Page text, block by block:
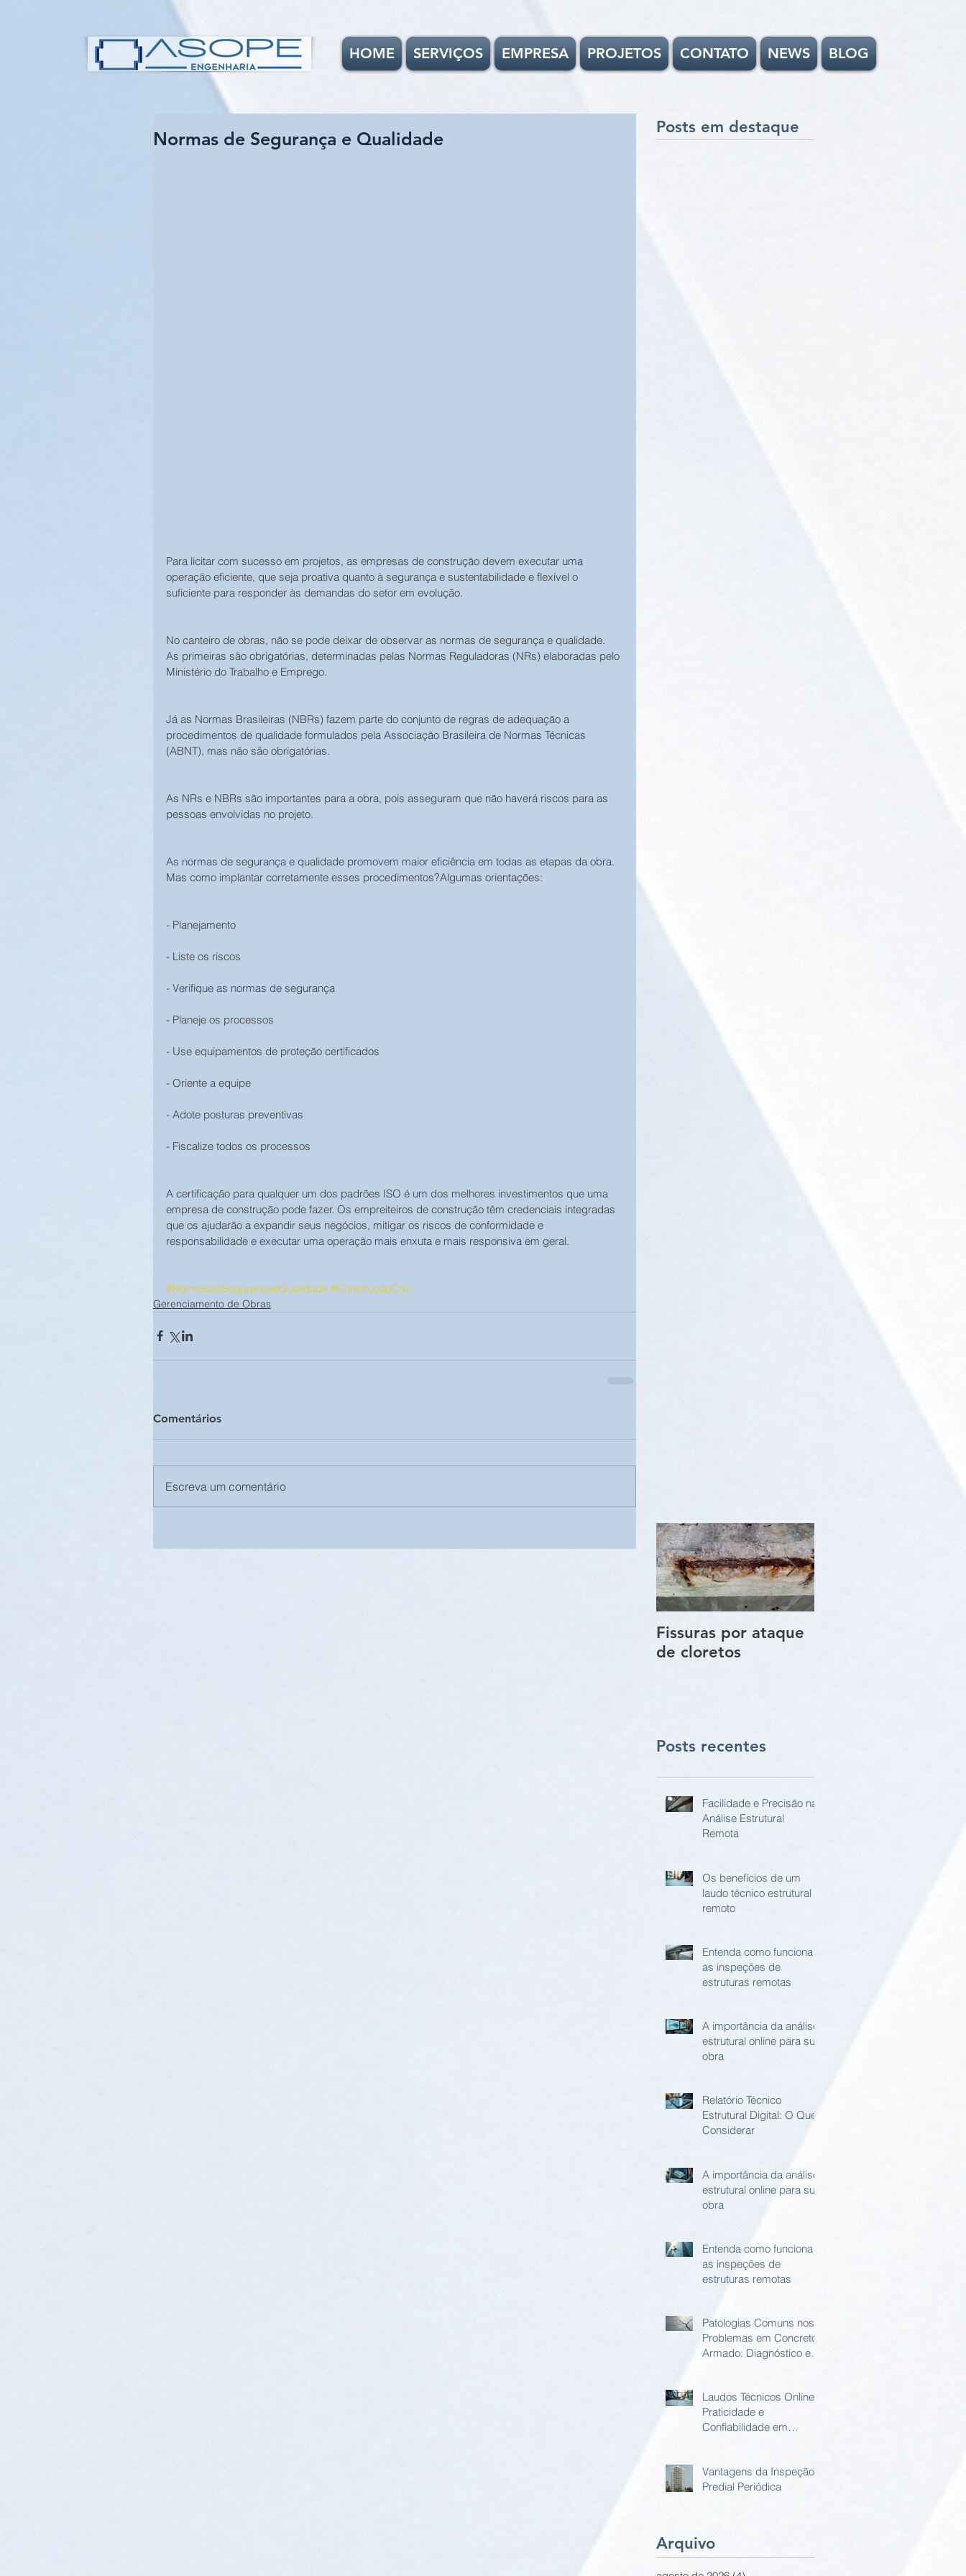
HOME SERVIÇOS EMPRESA PROJETOS CONTATO NEWS BLOG
Normas de Segurança e Qualidade
Para licitar com sucesso em projetos, as empresas de construção devem executar uma
operação eficiente, que seja proativa quanto à segurança e sustentabilidade e flexível o
suficiente para responder às demandas do setor em evolução.
No canteiro de obras, não se pode deixar de observar as normas de segurança e qualidade.
As primeiras são obrigatórias, determinadas pelas Normas Reguladoras (NRs) elaboradas pelo
Ministério do Trabalho e Emprego.
Já as Normas Brasileiras (NBRs) fazem parte do conjunto de regras de adequação a
procedimentos de qualidade formulados pela Associação Brasileira de Normas Técnicas
(ABNT), mas não são obrigatórias.
As NRs e NBRs são importantes para a obra, pois asseguram que não haverá riscos para as
pessoas envolvidas no projeto.
As normas de segurança e qualidade promovem maior eficiência em todas as etapas da obra.
Mas como implantar corretamente esses procedimentos?Algumas orientações:
- Planejamento
- Liste os riscos
- Verifique as normas de segurança
- Planeje os processos
- Use equipamentos de proteção certificados
- Oriente a equipe
- Adote posturas preventivas
- Fiscalize todos os processos
A certificação para qualquer um dos padrões ISO é um dos melhores investimentos que uma
empresa de construção pode fazer. Os empreiteiros de construção têm credenciais integradas
que os ajudarão a expandir seus negócios, mitigar os riscos de conformidade e
responsabilidade e executar uma operação mais enxuta e mais responsiva em geral.
#NormasdeSegurançaeQualidade #ConstruçãoCivil
Gerenciamento de Obras
Comentários
Escreva um comentário
Posts em destaque
Fissuras por ataque
de cloretos
Posts recentes
Facilidade e Precisão na
Análise Estrutural
Remota
Os benefícios de um
laudo técnico estrutural
remoto
Entenda como funciona
as inspeções de
estruturas remotas
A importância da análise
estrutural online para sua
obra
Relatório Técnico
Estrutural Digital: O Que
Considerar
A importância da análise
estrutural online para sua
obra
Entenda como funciona
as inspeções de
estruturas remotas
Patologias Comuns nos
Problemas em Concreto
Armado: Diagnóstico e
Laudos Técnicos Online:
Praticidade e
Confiabilidade em
Vantagens da Inspeção
Predial Periódica
Arquivo